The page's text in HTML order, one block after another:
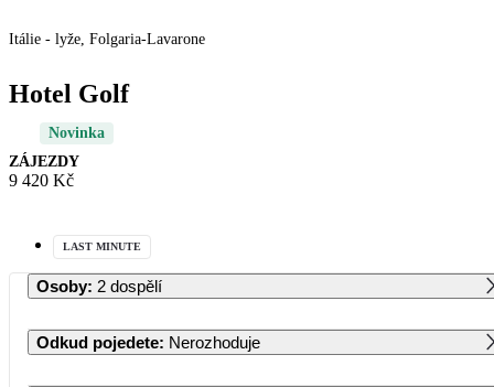
Itálie - lyže, Folgaria-Lavarone
Hotel Golf
Novinka
ZÁJEZDY
9 420 Kč
LAST MINUTE
Osoby: 2 dospělí
Odkud pojedete: Nerozhoduje